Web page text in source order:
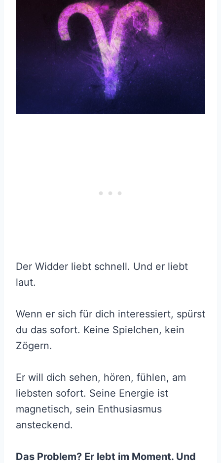
Der Widder liebt schnell. Und er liebt
laut.
Wenn er sich für dich interessiert, spürst
du das sofort. Keine Spielchen, kein
Zögern.
Er will dich sehen, hören, fühlen, am
liebsten sofort. Seine Energie ist
magnetisch, sein Enthusiasmus
ansteckend.
Das Problem? Er lebt im Moment. Und